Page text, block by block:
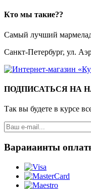
Кто мы такие??
Самый лучший
Санкт-Петербург, ул.
ПОДПИСАТЬСЯ НА
Так вы будете в курсе
Вараиаинты